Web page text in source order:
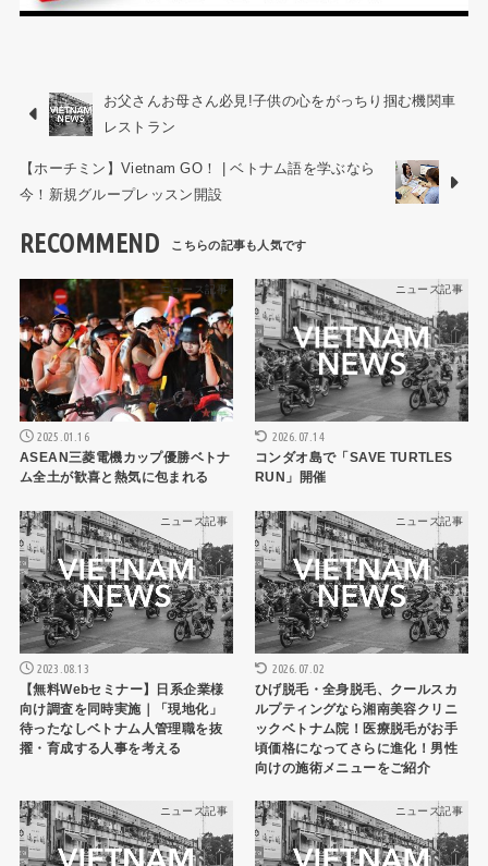
お父さんお母さん必見!子供の心をがっちり掴む機関車
レストラン
【ホーチミン】Vietnam GO！ | ベトナム語を学ぶなら
今！新規グループレッスン開設
RECOMMEND
ニュース記事
2025.01.16
ASEAN三菱電機カップ優勝ベトナ
ム全土が歓喜と熱気に包まれる
ニュース記事
2026.07.14
コンダオ島で「SAVE TURTLES
RUN」開催
ニュース記事
2023.08.13
【無料Webセミナー】日系企業様
向け調査を同時実施｜「現地化」
待ったなしベトナム人管理職を抜
擢・育成する人事を考える
ニュース記事
2026.07.02
ひげ脱毛・全身脱毛、クールスカ
ルプティングなら湘南美容クリニ
ックベトナム院！医療脱毛がお手
頃価格になってさらに進化！男性
向けの施術メニューをご紹介
ニュース記事 ニュース記事